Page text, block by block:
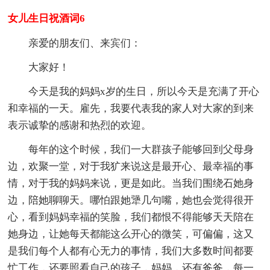
女儿生日祝酒词6
亲爱的朋友们、来宾们：
大家好！
今天是我的妈妈x岁的生日，所以今天是充满了开心
和幸福的一天。雇先，我要代表我的家人对大家的到来
表示诚挚的感谢和热烈的欢迎。
每年的这个时候，我们一大群孩子能够回到父母身
边，欢聚一堂，对于我犷来说这是最开心、最幸福的事
情，对于我的妈妈来说，更是如此。当我们围绕石她身
边，陪她聊聊天。哪怕跟她犟几句嘴，她也会觉得很开
心，看到妈妈幸福的笑脸，我们都恨不得能够天天陪在
她身边，让她每天都能这么开心的微笑，可偏偏，这又
是我们每个人都有心无力的事情，我们大多数时间都要